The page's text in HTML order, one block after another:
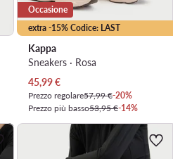
extra -15% Codice: LAST
Occasione
Kappa
Sneakers · Rosa
Prezzo attuale
45,99€
Prezzo regolare57,99 €-20%
Prezzo più basso53,95 €-14%